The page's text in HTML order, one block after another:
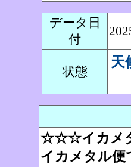
データ日
付
状態
天
☆☆☆イカメ
イカメタル便